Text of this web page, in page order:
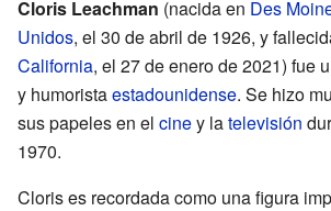
Cloris Leachman (nacida en Des
Unidos, el 30 de abril de 1926, y
California, el 27 de enero de 2021) fue
y humoristaestadounidense. Se hizo
sus papeles en el ciney latelevisión
1970.
Cloris es recordada como una figura